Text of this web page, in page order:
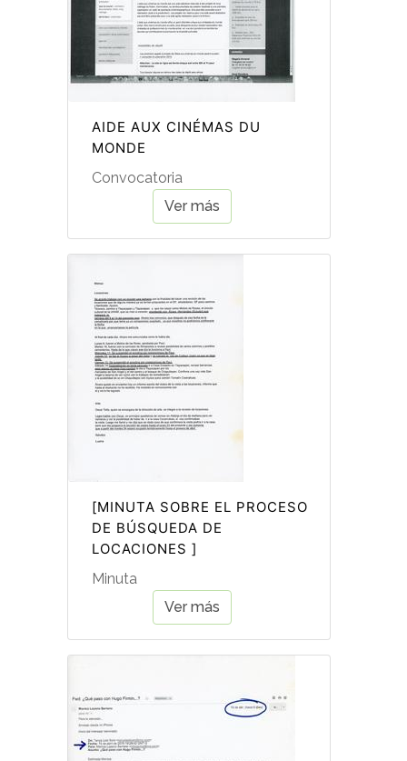
AIDE AUX CINÉMAS DU
MONDE
Convocatoria
Ver más
[MINUTA SOBRE EL PROCESO
DE BÚSQUEDA DE
LOCACIONES ]
Minuta
Ver más